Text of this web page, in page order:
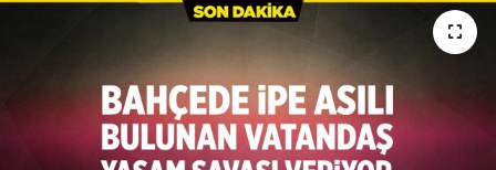
ÇEVRE
İLÇELER